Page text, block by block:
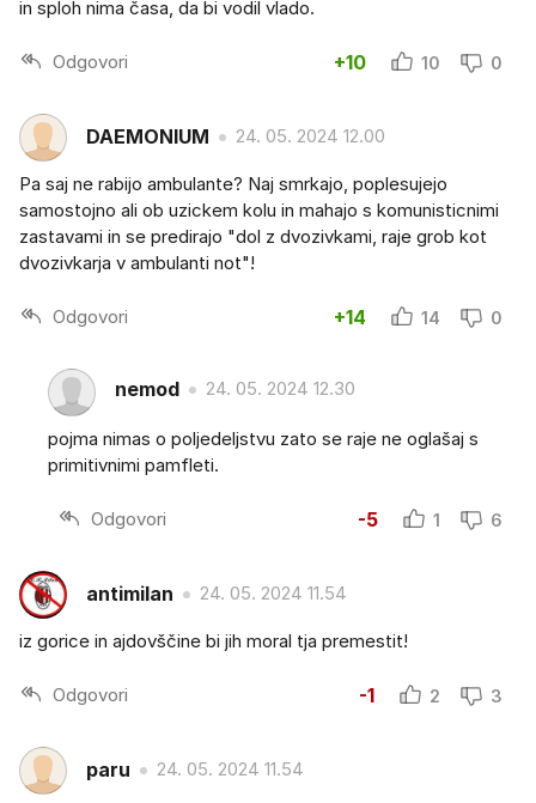
in sploh nima časa, da bi vodil vlado.
Odgovori +10 10 0
DAEMONIUM 24. 05. 2024 12.00
Pa saj ne rabijo ambulante? Naj smrkajo, poplesujejo
samostojno ali ob uzickem kolu in mahajo s komunisticnimi
zastavami in se predirajo "dol z dvozivkami, raje grob kot
dvozivkarja v ambulanti not"!
Odgovori +14 14 0
nemod 24. 05. 2024 12.30
pojma nimas o poljedeljstvu zato se raje ne oglašaj s
primitivnimi pamfleti.
Odgovori -5 1 6
antimilan 24. 05. 2024 11.54
iz gorice in ajdovščine bi jih moral tja premestit!
Odgovori -1 2 3
paru 24. 05. 2024 11.54